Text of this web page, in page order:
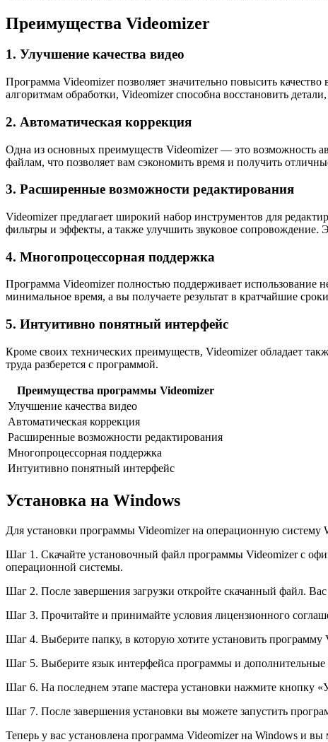
Преимущества Videomizer
1. Улучшение качества видео
Программа Videomizer позволяет значительно повысить
алгоритмам обработки, Videomizer способна восстановить
2. Автоматическая коррекция
Одна из основных преимуществ Videomizer — это возможность
файлам, что позволяет вам сэкономить время и получить
3. Расширенные возможности редактирования
Videomizer предлагает широкий набор инструментов для
фильтры и эффекты, а также улучшить звуковое сопровождение.
4. Многопроцессорная поддержка
Программа Videomizer полностью поддерживает использование
минимальное время, а вы получаете результат в кратчайшие
5. Интуитивно понятный интерфейс
Кроме своих технических преимуществ, Videomizer обладает
труда разберется с программой.
Преимущества программы Videomizer
Улучшение качества видео
Автоматическая коррекция
Расширенные возможности редактирования
Многопроцессорная поддержка
Интуитивно понятный интерфейс
Установка на Windows
Для установки программы Videomizer на операционную
Шаг 1. Скачайте установочный файл программы Videomizer с
операционной системы.
Шаг 2. После завершения загрузки откройте скачанный файл.
Шаг 3. Прочитайте и принимайте условия лицензионного
Шаг 4. Выберите папку, в которую хотите установить
Шаг 5. Выберите язык интерфейса программы и
Шаг 6. На последнем этапе мастера установки нажмите кнопку
Шаг 7. После завершения установки вы можете запустить
Теперь у вас установлена программа Videomizer на Windows и вы